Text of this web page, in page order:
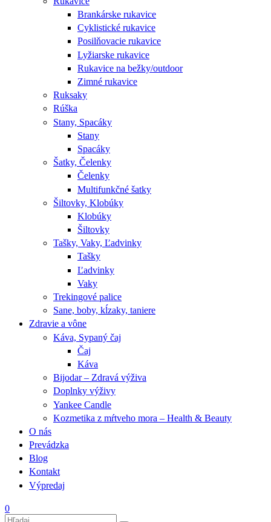
Brankárske rukavice
Cyklistické rukavice
Posilňovacie rukavice
Lyžiarske rukavice
Rukavice na bežky/outdoor
Zimné rukavice
Ruksaky
Rúška
Stany, Spacáky
Stany
Spacáky
Šatky, Čelenky
Čelenky
Multifunkčné šatky
Šiltovky, Klobúky
Klobúky
Šiltovky
Tašky, Vaky, Ľadvinky
Tašky
Ľadvinky
Vaky
Trekingové palice
Sane, boby, kĺzaky, taniere
Zdravie a vône
Káva, Sypaný čaj
Čaj
Káva
Bijodar – Zdravá výživa
Doplnky výživy
Yankee Candle
Kozmetika z mŕtveho mora – Health & Beauty
O nás
Prevádzka
Blog
Kontakt
Výpredaj
0